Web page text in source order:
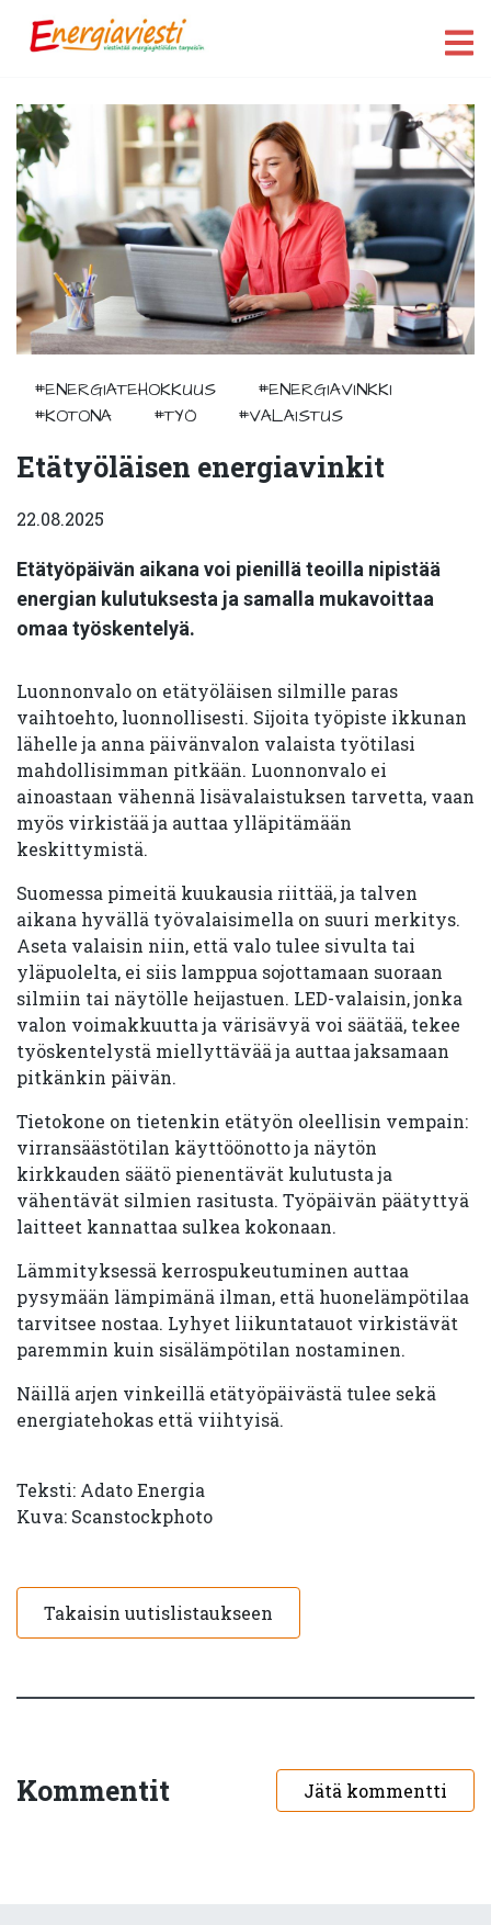
#ENERGIATEHOKKUUS
#ENERGIAVINKKI
#KOTONA
#TYÖ #VALAISTUS
Etätyöläisen energiavinkit
22.08.2025
Etätyöpäivän aikana voi pienillä teoilla nipistää
energian kulutuksesta ja samalla mukavoittaa
omaa työskentelyä.
Luonnonvalo on etätyöläisen silmille paras
vaihtoehto, luonnollisesti. Sijoita työpiste ikkunan
lähelle ja anna päivänvalon valaista työtilasi
mahdollisimman pitkään. Luonnonvalo ei
ainoastaan vähennä lisävalaistuksen tarvetta, vaan
myös virkistää ja auttaa ylläpitämään
keskittymistä.
Suomessa pimeitä kuukausia riittää, ja talven
aikana hyvällä työvalaisimella on suuri merkitys.
Aseta valaisin niin, että valo tulee sivulta tai
yläpuolelta, ei siis lamppua sojottamaan suoraan
silmiin tai näytölle heijastuen. LED-valaisin, jonka
valon voimakkuutta ja värisävyä voi säätää, tekee
työskentelystä miellyttävää ja auttaa jaksamaan
pitkänkin päivän.
Tietokone on tietenkin etätyön oleellisin vempain:
virransäästötilan käyttöönotto ja näytön
kirkkauden säätö pienentävät kulutusta ja
vähentävät silmien rasitusta. Työpäivän päätyttyä
laitteet kannattaa sulkea kokonaan.
Lämmityksessä kerrospukeutuminen auttaa
pysymään lämpimänä ilman, että huonelämpötilaa
tarvitsee nostaa. Lyhyet liikuntatauot virkistävät
paremmin kuin sisälämpötilan nostaminen.
Näillä arjen vinkeillä etätyöpäivästä tulee sekä
energiatehokas että viihtyisä.
Teksti: Adato Energia
Kuva: Scanstockphoto
Takaisin uutislistaukseen
Kommentit Jätä kommentti